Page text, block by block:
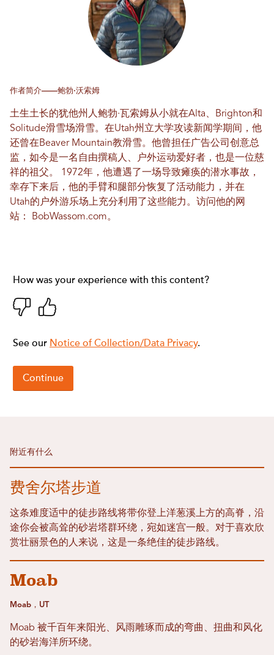
作者简介——鲍勃·沃索姆
土生土长的犹他州人鲍勃·瓦索姆从小就在Alta、Brighton和
Solitude滑雪场滑雪。在Utah州立大学攻读新闻学期间，他
还曾在Beaver Mountain教滑雪。他曾担任广告公司创意总
监，如今是一名自由撰稿人、户外运动爱好者，也是一位慈
祥的祖父。 1972年，他遭遇了一场导致瘫痪的潜水事故，
幸存下来后，他的手臂和腿部分恢复了活动能力，并在
Utah的户外游乐场上充分利用了这些能力。访问他的网
站：
BobWassom.com。
附近有什么
费舍尔塔步道
这条难度适中的徒步路线将带你登上洋葱溪上方的高脊，沿
途你会被高耸的砂岩塔群环绕，宛如迷宫一般。对于喜欢欣
赏壮丽景色的人来说，这是一条绝佳的徒步路线。
Moab
Moab，UT
Moab 被千百年来阳光、风雨雕琢而成的弯曲、扭曲和风化
的砂岩海洋所环绕。